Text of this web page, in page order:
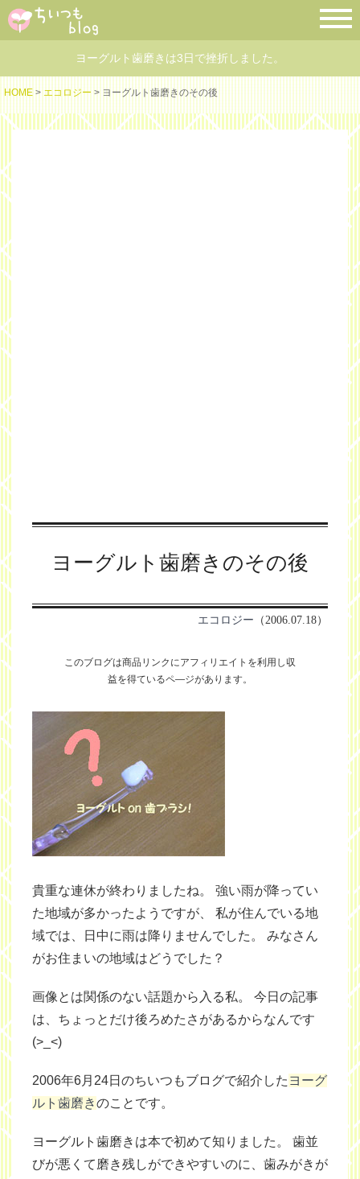
ヨーグルト歯磨きは3日で挫折しました。
HOME > エコロジー > ヨーグルト歯磨きのその後
ヨーグルト歯磨きのその後
エコロジー （2006.07.18）
このブログは商品リンクにアフィリエイトを利用し収
益を得ているペ―ジがあります。
貴重な連休が終わりましたね。 強い雨が降ってい
た地域が多かったようですが、 私が住んでいる地
域では、日中に雨は降りませんでした。 みなさん
がお住まいの地域はどうでした？
画像とは関係のない話題から入る私。 今日の記事
は、ちょっとだけ後ろめたさがあるからなんです
(>_<)
2006年6月24日のちいつもブログで紹介した ヨーグ
ルト歯磨きのことです。
ヨーグルト歯磨きは本で初めて知りました。 歯並
びが悪くて磨き残しができやすいのに、歯みがきが